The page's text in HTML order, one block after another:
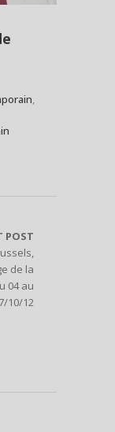
,
POST
de la
04 au
10/12